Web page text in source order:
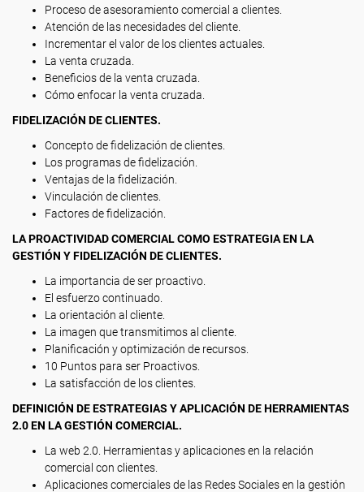
Proceso de asesoramiento comercial a clientes.
Atención de las necesidades del cliente.
Incrementar el valor de los clientes actuales.
La venta cruzada.
Beneficios de la venta cruzada.
Cómo enfocar la venta cruzada.
FIDELIZACIÓN DE CLIENTES.
Concepto de fidelización de clientes.
Los programas de fidelización.
Ventajas de la fidelización.
Vinculación de clientes.
Factores de fidelización.
LA PROACTIVIDAD COMERCIAL COMO ESTRATEGIA EN LA
GESTIÓN Y FIDELIZACIÓN DE CLIENTES.
La importancia de ser proactivo.
El esfuerzo continuado.
La orientación al cliente.
La imagen que transmitimos al cliente.
Planificación y optimización de recursos.
10 Puntos para ser Proactivos.
La satisfacción de los clientes.
DEFINICIÓN DE ESTRATEGIAS Y APLICACIÓN DE HERRAMIENTAS
2.0 EN LA GESTIÓN COMERCIAL.
La web 2.0. Herramientas y aplicaciones en la relación
comercial con clientes.
Aplicaciones comerciales de las Redes Sociales en la gestión